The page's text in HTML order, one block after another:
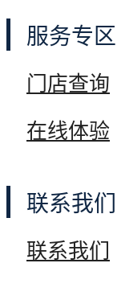
欧洲案例
工程案例
关于我们
公司简介
服务专区
门店查询
在线体验
联系我们
联系我们